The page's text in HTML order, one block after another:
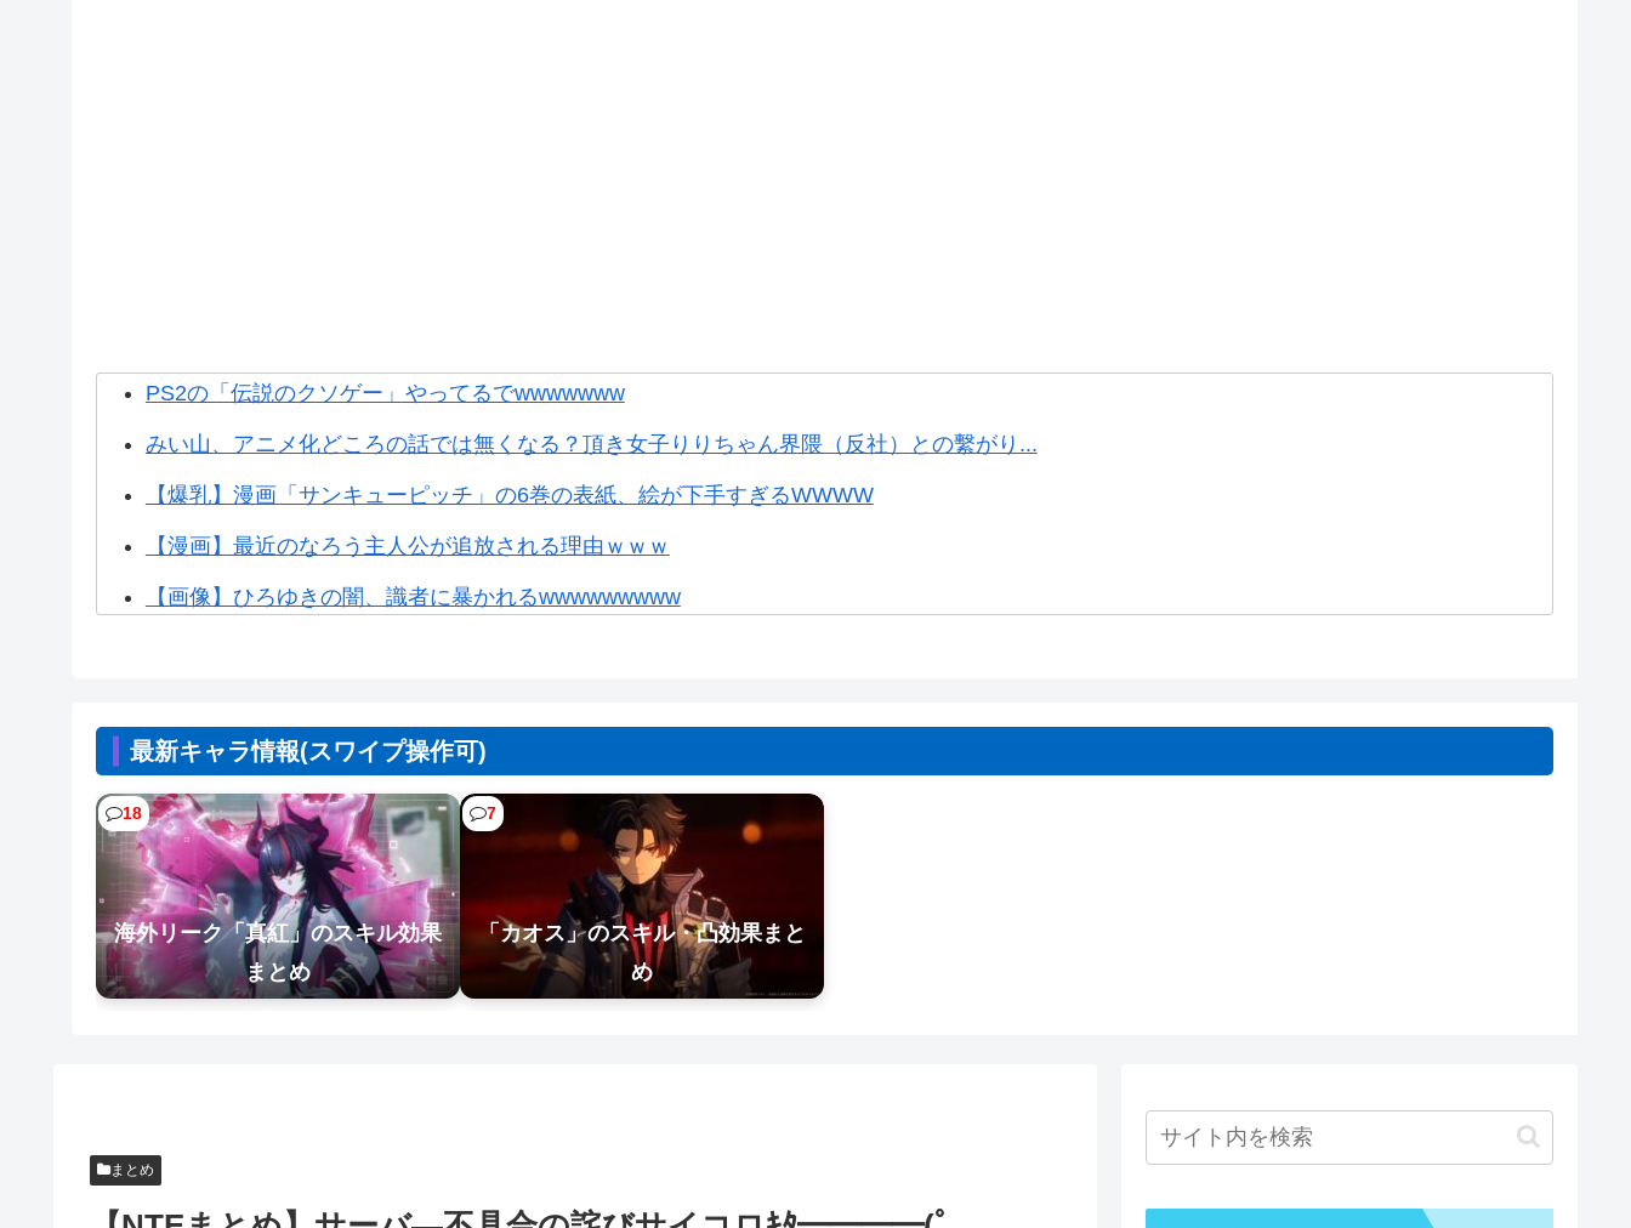
PS2の「伝説のクソゲー」やってるでwwwwwww
みい山、アニメ化どころの話では無くなる？頂き女子りりちゃん界隈（反社）との繫がり...
【爆乳】漫画「サンキューピッチ」の6巻の表紙、絵が下手すぎるWWWW
【漫画】最近のなろう主人公が追放される理由ｗｗｗ
【画像】ひろゆきの闇、識者に暴かれるwwwwwwwww
【画像】熊本「被災者の人はこの『ドラゴンボールの家』みたいな奴の中で過ごしてねー...
【NTEまとめ】爆釣り最高やん 999みたいな長いクエスト始まる時に併用してほし...
【NTEまとめ】ところでみなさんニャクラッチやってますか
最新キャラ情報(スワイプ操作可)
18
海外リーク「真紅」のスキル効果
まとめ
7
「カオス」のスキル・凸効果まと
め
まとめ